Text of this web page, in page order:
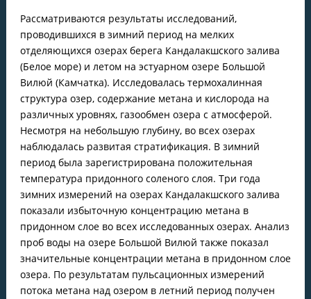
Рассматриваются результаты исследований,
проводившихся в зимний период на мелких
отделяющихся озерах берега Кандалакшского залива
(Белое море) и летом на эстуарном озере Большой
Вилюй (Камчатка). Исследовалась термохалинная
структура озер, содержание метана и кислорода на
различных уровнях, газообмен озера с атмосферой.
Несмотря на небольшую глубину, во всех озерах
наблюдалась развитая стратификация. В зимний
период была зарегистрирована положительная
температура придонного соленого слоя. Три года
зимних измерений на озерах Кандалакшского залива
показали избыточную концентрацию метана в
придонном слое во всех исследованных озерах. Анализ
проб воды на озере Большой Вилюй также показал
значительные концентрации метана в придонном слое
озера. По результатам пульсационных измерений
потока метана над озером в летний период получен